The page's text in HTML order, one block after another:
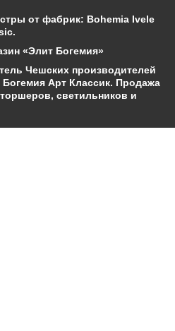
от фабрик: Bohemia Ivele
«Элит Богемия»
Чешских производителей
Арт Классик. Продажа
светильников и